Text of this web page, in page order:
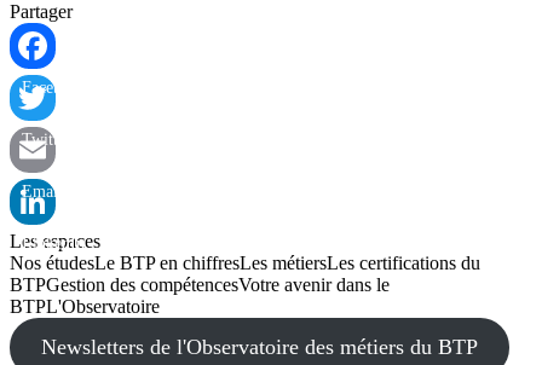
Partager
Facebook
Twitter
Email
LinkedIn
Les espaces
Nos étudesLe BTP en chiffresLes métiersLes certifications du
BTPGestion des compétencesVotre avenir dans le
BTPL'Observatoire
Newsletters de l'Observatoire des métiers du BTP